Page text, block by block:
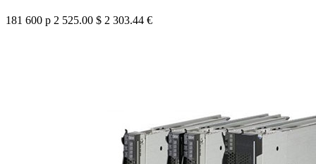
181 600 р 2 525.00 $ 2 303.44 €